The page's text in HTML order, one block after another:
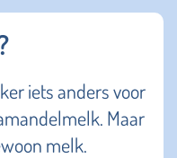
iets anders voor
Maar
melk.